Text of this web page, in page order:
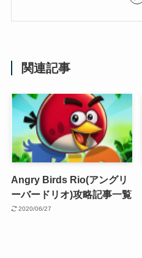
関連記事
Angry Birds Rio(アングリ
ーバードリオ)攻略記事一覧
2020/06/27